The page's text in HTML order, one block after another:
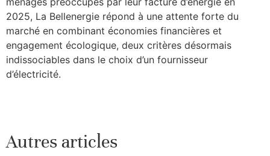
2025, La Bellenergie répond à une attente forte du
marché en combinant économies financières et
engagement écologique, deux critères désormais
indissociables dans le choix d’un fournisseur
d’électricité.
Autres articles